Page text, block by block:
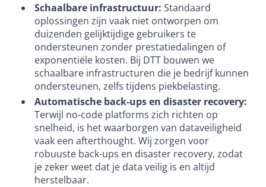
Schaalbare infrastructuur: Standaard
oplossingen zijn vaak niet ontworpen om
duizenden gelijktijdige gebruikers te
ondersteunen zonder prestatiedalingen of
exponentiële kosten. Bij DTT bouwen we
schaalbare infrastructuren die je bedrijf kunnen
ondersteunen, zelfs tijdens piekbelasting.
Automatische back-ups en disaster recovery:
Terwijl no-code platforms zich richten op
snelheid, is het waarborgen van dataveiligheid
vaak een afterthought. Wij zorgen voor
robuuste back-ups en disaster recovery, zodat
je zeker weet dat je data veilig is en altijd
herstelbaar.